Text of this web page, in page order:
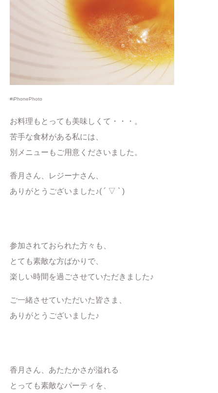
#iPhonePhoto
お料理もとっても美味しくて・・・。
苦手な食材がある私には、
別メニューもご用意くださいました。
香月さん、レジーナさん、
ありがとうございました♪( ´ ▽ ` )
参加されておられた方々も、
とても素敵な方ばかりで、
楽しい時間を過ごさせていただきました♪
ご一緒させていただいた皆さま、
ありがとうございました♪
香月さん、あたたかさが溢れる
とっても素敵なパーティを、